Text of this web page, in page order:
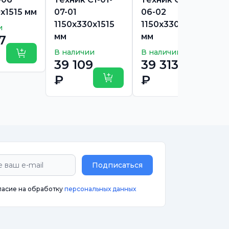
мм
Купить
07-01
1150х330х1515
мм
В наличии
39 109
₽
Купить
06-02
1150х330х1515
мм
В наличии
39 313
₽
Подписаться
на обработкуперсональных данных